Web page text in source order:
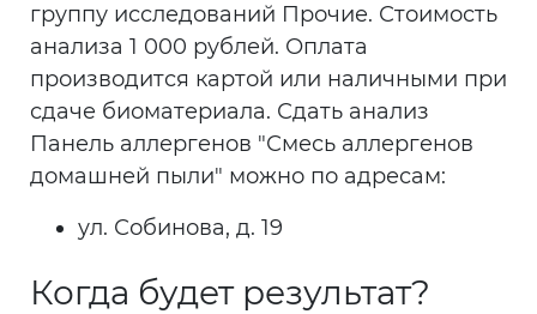
группу исследований Прочие. Стоимость
анализа 1 000 рублей. Оплата
производится картой или наличными при
сдаче биоматериала. Сдать анализ
Панель аллергенов "Смесь аллергенов
домашней пыли" можно по адресам:
ул. Собинова, д. 19
Когда будет результат?